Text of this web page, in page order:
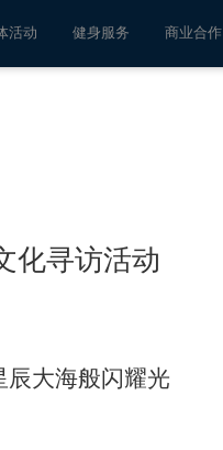
活动 健身服务 商业合作
化寻访活动
大海般闪耀光